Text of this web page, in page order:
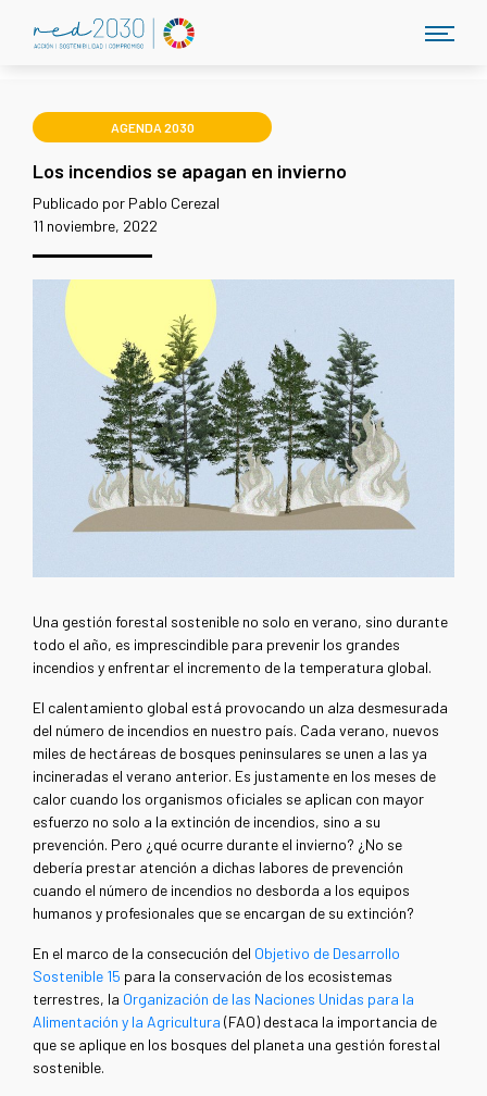
AGENDA 2030
Los incendios se apagan en invierno
Publicado por Pablo Cerezal
11 noviembre, 2022
Una gestión forestal sostenible no solo en verano, sino durante
todo el año, es imprescindible para prevenir los grandes
incendios y enfrentar el incremento de la temperatura global.
El calentamiento global está provocando un alza desmesurada
del número de incendios en nuestro país. Cada verano, nuevos
miles de hectáreas de bosques peninsulares se unen a las ya
incineradas el verano anterior. Es justamente en los meses de
calor cuando los organismos oficiales se aplican con mayor
esfuerzo no solo a la extinción de incendios, sino a su
prevención. Pero ¿qué ocurre durante el invierno? ¿No se
debería prestar atención a dichas labores de prevención
cuando el número de incendios no desborda a los equipos
humanos y profesionales que se encargan de su extinción?
En el marco de la consecución del Objetivo de Desarrollo
Sostenible 15 para la conservación de los ecosistemas
terrestres, la Organización de las Naciones Unidas para la
Alimentación y la Agricultura (FAO) destaca la importancia de
que se aplique en los bosques del planeta una gestión forestal
sostenible.